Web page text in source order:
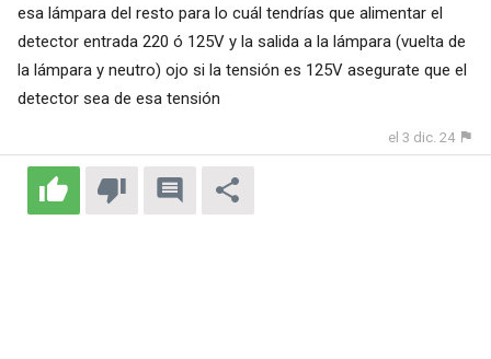
esa lámpara del resto para lo cuál tendrías que alimentar el
detector entrada 220 ó 125V y la salida a la lámpara (vuelta de
la lámpara y neutro) ojo si la tensión es 125V asegurate que el
detector sea de esa tensión
el 3 dic. 24